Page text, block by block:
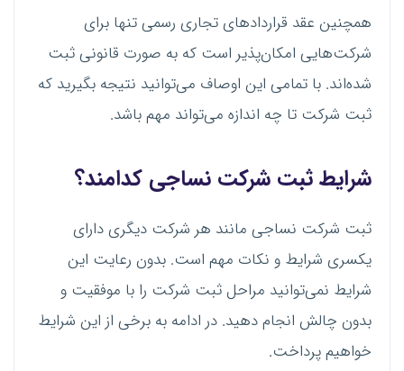
همچنین عقد قرارداد‌های تجاری رسمی تنها برای
شرکت‌هایی امکان‌پذیر است که به صورت قانونی ثبت
شده‌اند. با تمامی این اوصاف می‌توانید نتیجه بگیرید که
ثبت شرکت تا چه اندازه می‌تواند مهم باشد.
شرایط ثبت شرکت نساجی کدامند؟
ثبت شرکت نساجی مانند هر شرکت دیگری دارای
یکسری شرایط و نکات مهم است. بدون رعایت این
شرایط نمی‌توانید مراحل ثبت شرکت را با موفقیت و
بدون چالش انجام دهید. در ادامه به برخی از این شرایط
خواهیم پرداخت.